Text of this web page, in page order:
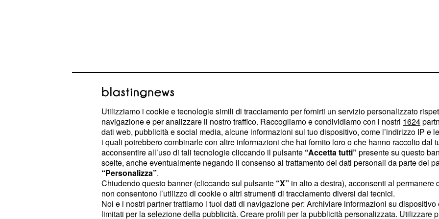
Stefano De Martino a Ibiza con la
'non fidanzata' Gilda e Santiago
La vita sentimentale di
essere sulla bocca di tutti: nonostante il ragazzo si dichiari
singlee felice in tutte le interviste che rilascia ultimamente,
Utilizziamo i cookie e tecnologie simili di tracciamento per fornirti un servizio personalizzato
navigazione e per analizzare il nostro traffico. Raccogliamo e condividiamo con i nostri 1624
dati web, pubblicità e social media, alcune informazioni sul tuo dispositivo, come l’indirizzo IP e
i quali potrebbero combinarle con altre informazioni che hai fornito loro o che hanno raccolto dal
acconsentire all’uso di tali tecnologie cliccando il pulsante “Accetta tutti” presente su questo
scelte, anche eventualmente negando il consenso al trattamento dei dati personali da parte dei
“Personalizza”.
Chiudendo questo banner (cliccando sul pulsante “X” in alto a destra), acconsenti al
non consentono l’utilizzo di cookie o altri strumenti di tracciamento diversi dai tecnici.
Noi e i nostri partner trattiamo i tuoi dati di navigazione per: Archiviare informazioni su
limitati per la selezione della pubblicità. Creare profili per la pubblicità personalizzata. Utilizzare